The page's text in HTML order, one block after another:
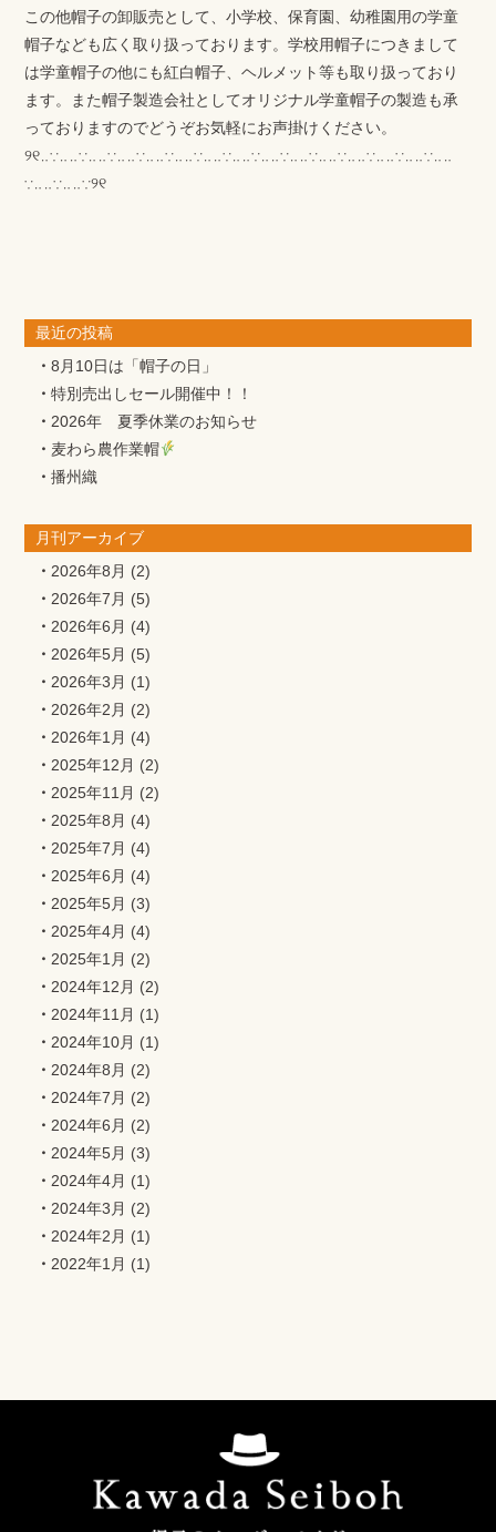
この他帽子の卸販売として、小学校、保育園、幼稚園用の学童
帽子なども広く取り扱っております。学校用帽子につきまして
は学童帽子の他にも紅白帽子、ヘルメット等も取り扱っており
ます。また帽子製造会社としてオリジナル学童帽子の製造も承
っておりますのでどうぞお気軽にお声掛けください。
୨୧‥∵‥‥∵‥‥∵‥‥∵‥‥∵‥‥∵‥‥∵‥‥∵‥‥∵‥‥∵‥‥∵‥‥∵‥‥∵‥‥∵‥‥
∵‥‥∵‥‥∵୨୧
最近の投稿
8月10日は「帽子の日」
特別売出しセール開催中！！
2026年 夏季休業のお知らせ
麦わら農作業帽
播州織
月刊アーカイブ
2026年8月 (2)
2026年7月 (5)
2026年6月 (4)
2026年5月 (5)
2026年3月 (1)
2026年2月 (2)
2026年1月 (4)
2025年12月 (2)
2025年11月 (2)
2025年8月 (4)
2025年7月 (4)
2025年6月 (4)
2025年5月 (3)
2025年4月 (4)
2025年1月 (2)
2024年12月 (2)
2024年11月 (1)
2024年10月 (1)
2024年8月 (2)
2024年7月 (2)
2024年6月 (2)
2024年5月 (3)
2024年4月 (1)
2024年3月 (2)
2024年2月 (1)
2022年1月 (1)